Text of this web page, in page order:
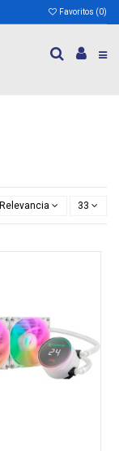
Favoritos (0)
Relevancia 33